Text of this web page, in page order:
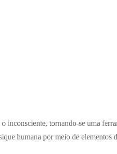
inconsciente, tornando-se uma
humana por meio de elementos